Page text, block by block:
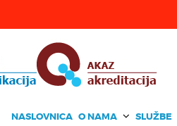
NASLOVNICA O NAMA SLUŽBE